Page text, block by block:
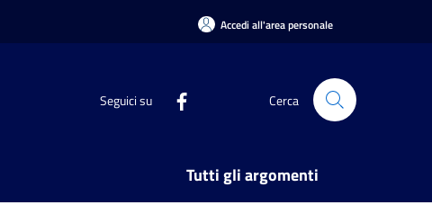
Accedi all'area personale
Seguici su Cerca
Tutti gli argomenti